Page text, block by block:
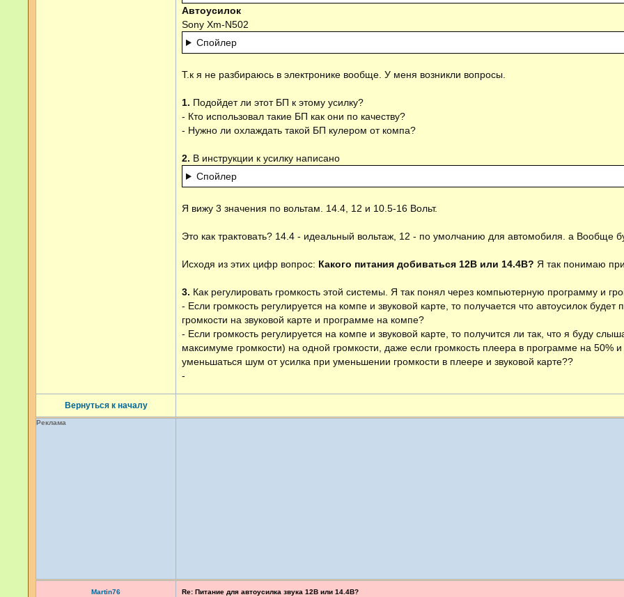
Вернуться к началу
Автоусилок
Sony Xm-N502
Спойлер
Т.к я не разбираюсь в электронике вообще. У меня возникли вопросы.
1. Подойдет ли этот БП к этому усилку?
- Кто использовал такие БП как они по качеству?
- Нужно ли охлаждать такой БП кулером от компа?
2. В инструкции к усилку написано
Спойлер
Я вижу 3 значения по вольтам. 14.4, 12 и 10.5-16 Вольт.
Это как трактовать? 14.4 - идеальный вольтаж, 12 - по умолчанию для автомобиля. а Вообще
Исходя из этих цифр вопрос: Какого питания добиваться 12В или 14.4В? Я так понимаю
3. Как регулировать громкость этой системы. Я так понял через компьютерную программу и
- Если громкость регулируется на компе и звуковой карте, то получается что автоусилок
громкости на звуковой карте и программе на компе?
- Если громкость регулируется на компе и звуковой карте, то получится ли так, что я буду
максимуме громкости) на одной громкости, даже если громкость плеера в программе на 50%
уменьшаться шум от усилка при уменьшении громкости в плеере и звуковой карте??
-
Реклама
Martin76 Re: Питание для автоусилка звука 12В или 14.4В?